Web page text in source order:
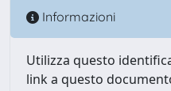
Informazioni
Utilizza questo
link a questo